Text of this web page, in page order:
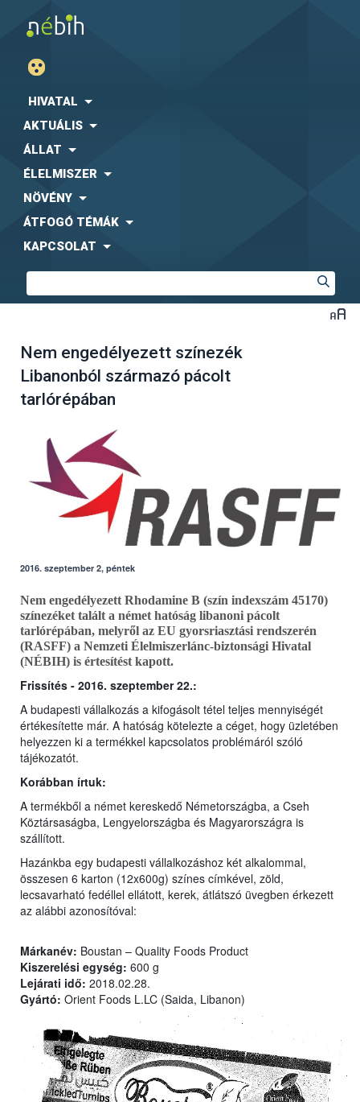
HIVATAL
AKTUÁLIS
ÁLLAT
ÉLELMISZER
NÖVÉNY
ÁTFOGÓ TÉMÁK
KAPCSOLAT
Nem engedélyezett színezék
Libanonból származó pácolt
tarlórépában
2016. szeptember 2, péntek
Nem engedélyezett Rhodamine B (szín indexszám 45170)
színezéket talált a német hatóság libanoni pácolt
tarlórépában, melyről az EU gyorsriasztási rendszerén
(RASFF) a Nemzeti Élelmiszerlánc-biztonsági Hivatal
(NÉBIH) is értesítést kapott.
Frissítés - 2016. szeptember 22.:
A budapesti vállalkozás a kifogásolt tétel teljes mennyiségét
értékesítette már. A hatóság kötelezte a céget, hogy üzletében
helyezzen ki a termékkel kapcsolatos problémáról szóló
tájékozatót.
Korábban írtuk:
A termékből a német kereskedő Németországba, a Cseh
Köztársaságba, Lengyelországba és Magyarországra is
szállított.
Hazánkba egy budapesti vállalkozáshoz két alkalommal,
összesen 6 karton (12x600g) színes címkével, zöld,
lecsavarható fedéllel ellátott, kerek, átlátszó üvegben érkezett
az alábbi azonosítóval:
Márkanév: Boustan – Quality Foods Product
Kiszerelési egység: 600 g
Lejárati idő: 2018.02.28.
Gyártó: Orient Foods L.LC (Saida, Libanon)